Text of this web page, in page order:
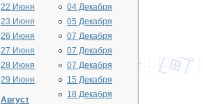
22 Июня
23 Июня
26 Июня
27 Июня
28 Июня
29 Июня
Август
04 Декабря
05 Декабря
07 Декабря
07 Декабря
07 Декабря
15 Декабря
18 Декабря